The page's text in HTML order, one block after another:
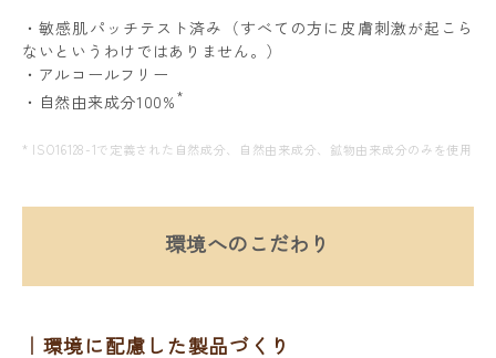
・敏感肌パッチテスト済み（すべての方に皮膚刺激が起こら
ないというわけではありません。）
・アルコールフリー
・自然由来成分100%*
* ISO16128-1で定義された自然成分、自然由来成分、鉱物由来成分のみを使用
環境へのこだわり
環境に配慮した製品づくり